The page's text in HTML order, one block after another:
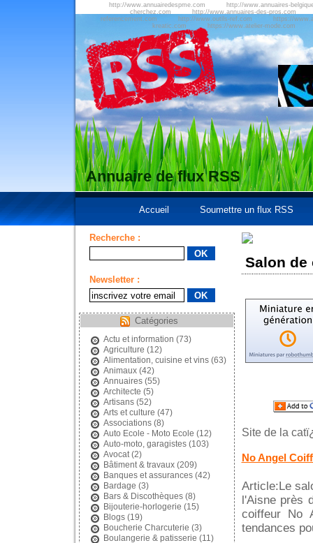
http://www.annuairedespme.com
http://www.annuaires-
cherchez.com
http://www.annuaires-des-pros.com
referencement.com
http://www.outils-ref.com
https://
kreatic.com
https://www.atelier-mode.com
Annuaire de flux RSS
Accueil Soumettre un flux RSS
Recherche :
Newsletter :
Catégories
Actu et information (73)
Agriculture (12)
Alimentation, cuisine et vins(63)
Animaux(42)
Annuaires(55)
Architecte (5)
Artisans(52)
Arts et culture (47)
Associations(8)
Auto Ecole - Moto Ecole (12)
Auto-moto, garagistes(103)
Avocat(2)
Bâtiment & travaux(209)
Banques et assurances(42)
Bardage (3)
Bars & Discothèques(8)
Bijouterie-horlogerie (15)
Blogs(19)
Boucherie Charcuterie (3)
Boulangerie & patisserie (11)
Salon de
Site de la
No Angel
Article:Le
l'Aisne près
coiffeur No
tendances